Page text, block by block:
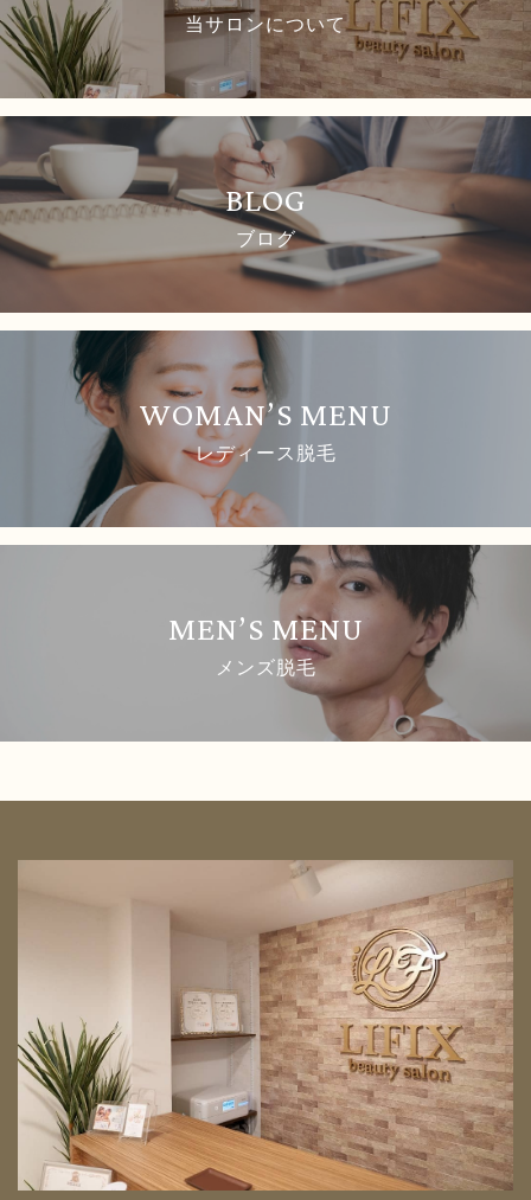
当サロンについて
BLOG
ブログ
WOMAN’S MENU
レディース脱毛
MEN’S MENU
メンズ脱毛